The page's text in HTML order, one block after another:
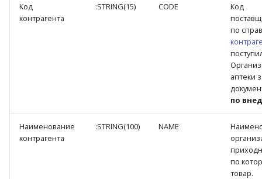
Код
контрагента
:STRING(15) CODE
Код
по
аптеки
по
Наименование
контрагента
:STRING(100) NAME
по
товар.